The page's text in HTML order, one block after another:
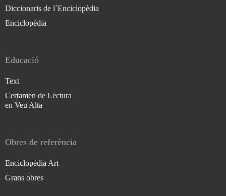
Diccionaris de l`Enciclopèdia
Enciclopèdia
Educació
Text
Certamen de Lectura
en Veu Alta
Obres de referència
Enciclopèdia Art
Grans obres